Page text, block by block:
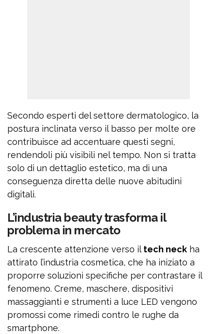
Secondo esperti del settore dermatologico, la
postura inclinata verso il basso per molte ore
contribuisce ad accentuare questi segni,
rendendoli più visibili nel tempo. Non si tratta
solo di un dettaglio estetico, ma di una
conseguenza diretta delle nuove abitudini
digitali.
L’industria beauty trasforma il
problema in mercato
La crescente attenzione verso iltech neck ha
attirato l’industria cosmetica, che ha iniziato a
proporre soluzioni specifiche per contrastare il
fenomeno. Creme, maschere, dispositivi
massaggianti e strumenti a luce LED vengono
promossi come rimedi contro le rughe da
smartphone.